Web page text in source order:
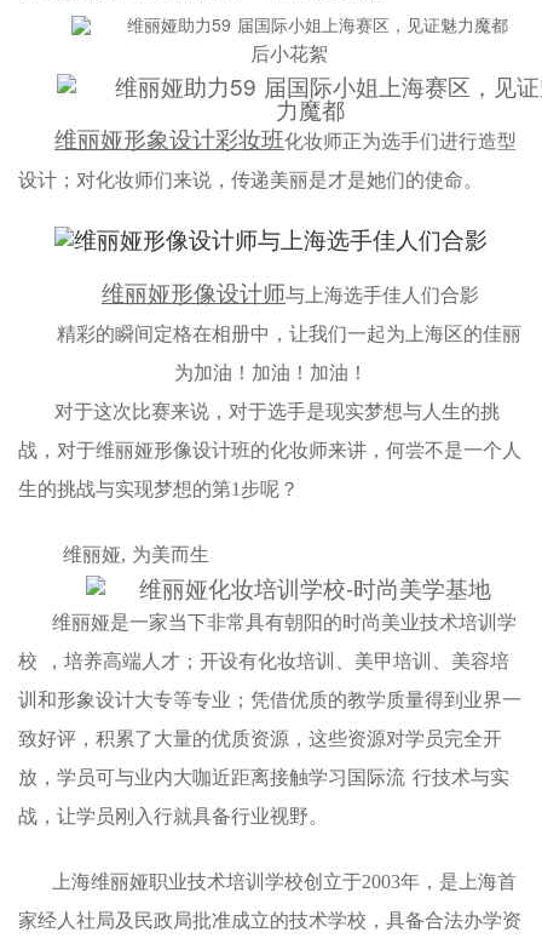
后小花絮
维丽娅形象设计彩妆班化妆师正为选手们进行造型
设计；对化妆师们来说，传递美丽是才是她们的使命。
维丽娅形像设计师与上海选手佳人们合影
精彩的瞬间定格在相册中，让我们一起为上海区的佳丽
为加油！加油！加油！
对于这次比赛来说，对于选手是现实梦想与人生的挑
战，对于维丽娅形像设计班的化妆师来讲，何尝不是一个人
生的挑战与实现梦想的第1步呢？
维丽娅, 为美而生
维丽娅是一家当下非常具有朝阳的时尚美业技术培训学
校
，培养高端人才；开设有化妆培训、美甲培训、美容培
训和形象设计大专等专业；凭借优质的教学质量得到业界一
致好评，积累了大量的优质资源，这些资源对学员完全开
放，学员可与业内大咖近距离接触学习国际流 行技术与实
战，让学员刚入行就具备行业视野。
上海维丽娅职业技术培训学校创立于2003年，是上海首
家经人社局及民政局批准成立的技术学校，具备合法办学资